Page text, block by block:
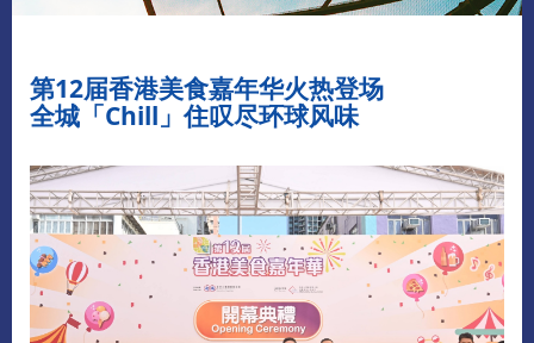
第12届香港美食嘉年华火热登场
全城「Chill」住叹尽环球风味